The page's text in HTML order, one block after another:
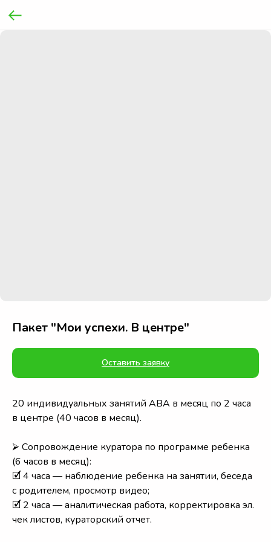
Пакет "Мои успехи. В центре"
Оставить заявку
20 индивидуальных занятий АВА в месяц по 2 часа
в центре (40 часов в месяц).
⮚ Сопровождение куратора по программе ребенка
(6 часов в месяц):
🗹 4 часа — наблюдение ребенка на занятии, беседа
с родителем, просмотр видео;
🗹 2 часа — аналитическая работа, корректировка эл.
чек листов, кураторский отчет.